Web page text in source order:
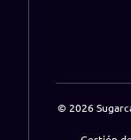
© 2026